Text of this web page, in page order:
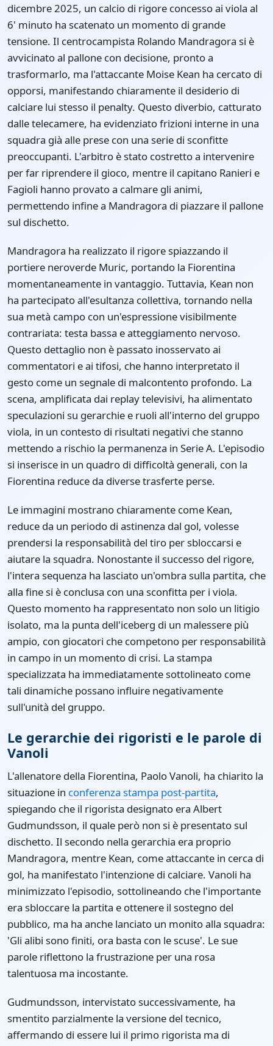
dicembre 2025, un calcio di rigore concesso ai viola al
6' minuto ha scatenato un momento di grande
tensione. Il centrocampista Rolando Mandragora si è
avvicinato al pallone con decisione, pronto a
trasformarlo, ma l'attaccante Moise Kean ha cercato di
opporsi, manifestando chiaramente il desiderio di
calciare lui stesso il penalty. Questo diverbio, catturato
dalle telecamere, ha evidenziato frizioni interne in una
squadra già alle prese con una serie di sconfitte
preoccupanti. L'arbitro è stato costretto a intervenire
per far riprendere il gioco, mentre il capitano Ranieri e
Fagioli hanno provato a calmare gli animi,
permettendo infine a Mandragora di piazzare il pallone
sul dischetto.
Mandragora ha realizzato il rigore spiazzando il
portiere neroverde Muric, portando la Fiorentina
momentaneamente in vantaggio. Tuttavia, Kean non
ha partecipato all'esultanza collettiva, tornando nella
sua metà campo con un'espressione visibilmente
contrariata: testa bassa e atteggiamento nervoso.
Questo dettaglio non è passato inosservato ai
commentatori e ai tifosi, che hanno interpretato il
gesto come un segnale di malcontento profondo. La
scena, amplificata dai replay televisivi, ha alimentato
speculazioni su gerarchie e ruoli all'interno del gruppo
viola, in un contesto di risultati negativi che stanno
mettendo a rischio la permanenza in Serie A. L'episodio
si inserisce in un quadro di difficoltà generali, con la
Fiorentina reduce da diverse trasferte perse.
Le immagini mostrano chiaramente come Kean,
reduce da un periodo di astinenza dal gol, volesse
prendersi la responsabilità del tiro per sbloccarsi e
aiutare la squadra. Nonostante il successo del rigore,
l'intera sequenza ha lasciato un'ombra sulla partita, che
alla fine si è conclusa con una sconfitta per i viola.
Questo momento ha rappresentato non solo un litigio
isolato, ma la punta dell'iceberg di un malessere più
ampio, con giocatori che competono per responsabilità
in campo in un momento di crisi. La stampa
specializzata ha immediatamente sottolineato come
tali dinamiche possano influire negativamente
sull'unità del gruppo.
Le gerarchie dei rigoristi e le parole di
Vanoli
L'allenatore della Fiorentina, Paolo Vanoli, ha chiarito la
situazione in conferenza stampa post-partita,
spiegando che il rigorista designato era Albert
Gudmundsson, il quale però non si è presentato sul
dischetto. Il secondo nella gerarchia era proprio
Mandragora, mentre Kean, come attaccante in cerca di
gol, ha manifestato l'intenzione di calciare. Vanoli ha
minimizzato l'episodio, sottolineando che l'importante
era sbloccare la partita e ottenere il sostegno del
pubblico, ma ha anche lanciato un monito alla squadra:
'Gli alibi sono finiti, ora basta con le scuse'. Le sue
parole riflettono la frustrazione per una rosa
talentuosa ma incostante.
Gudmundsson, intervistato successivamente, ha
smentito parzialmente la versione del tecnico,
affermando di essere lui il primo rigorista ma di